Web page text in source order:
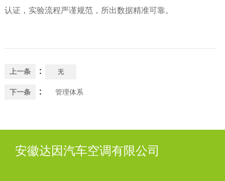
认证，实验流程严谨规范，所出数据精准可靠。
上一条 ： 无
下一条 ： 管理体系
安徽达因汽车空调有限公司